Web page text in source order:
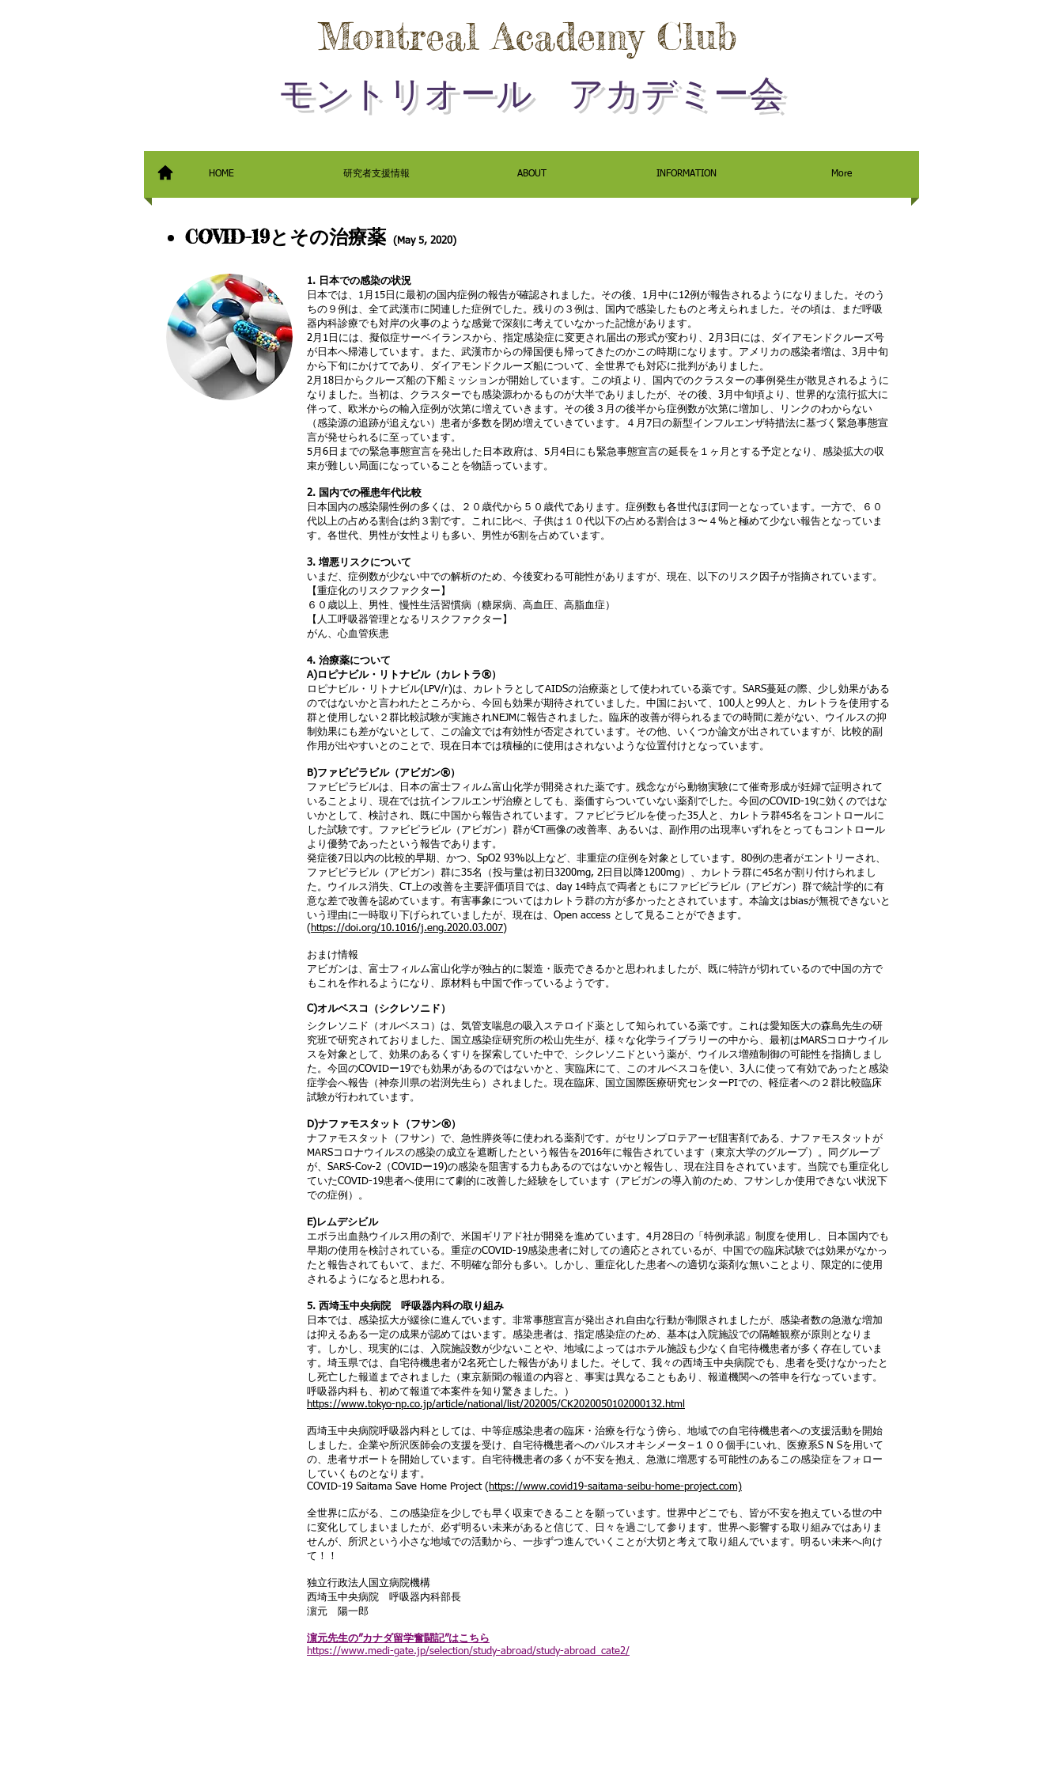
MontrealAcademy Club
モントリオール アカデミー会
HOME 研究者支援情報 ABOUT INFORMATION More
COVID-19とその治療薬 (May 5, 2020)
1. 日本での感染の状況
日本では、1月15日に最初の国内症例の報告が確認されました。その後、1月中に12例が報告されるようになりました。そのう
ちの９例は、全て武漢市に関連した症例でした。残りの３例は、国内で感染したものと考えられました。その頃は、まだ呼吸
器内科診療でも対岸の火事のような感覚で深刻に考えていなかった記憶があります。
2月1日には、擬似症サーベイランスから、指定感染症に変更され届出の形式が変わり、2月3日には、ダイアモンドクルーズ号
が日本へ帰港しています。また、武漢市からの帰国便も帰ってきたのかこの時期になります。アメリカの感染者増は、3月中旬
から下旬にかけてであり、ダイアモンドクルーズ船について、全世界でも対応に批判がありました。
2月18日からクルーズ船の下船ミッションが開始しています。この頃より、国内でのクラスターの事例発生が散見されるように
なりました。当初は、クラスターでも感染源わかるものが大半でありましたが、その後、3月中旬頃より、世界的な流行拡大に
伴って、欧米からの輸入症例が次第に増えていきます。その後３月の後半から症例数が次第に増加し、リンクのわからない
（感染源の追跡が追えない）患者が多数を閉め増えていきています。４月7日の新型インフルエンザ特措法に基づく緊急事態宣
言が発せられるに至っています。
5月6日までの緊急事態宣言を発出した日本政府は、5月4日にも緊急事態宣言の延長を１ヶ月とする予定となり、感染拡大の収
束が難しい局面になっていることを物語っています。
2. 国内での罹患年代比較
日本国内の感染陽性例の多くは、２０歳代から５０歳代であります。症例数も各世代ほぼ同一となっています。一方で、６０
代以上の占める割合は約３割です。これに比べ、子供は１０代以下の占める割合は３〜４%と極めて少ない報告となっていま
す。各世代、男性が女性よりも多い、男性が6割を占めています。
3. 増悪リスクについて
いまだ、症例数が少ない中での解析のため、今後変わる可能性がありますが、現在、以下のリスク因子が指摘されています。
【重症化のリスクファクター】
６０歳以上、男性​、慢性生活習慣病（糖尿病、高血圧、高脂血症）
【人工呼吸器管理となるリスクファクター】
がん、心血管疾患
4. 治療薬について
A)ロピナビル・リトナビル（カレトラ®️）
ロピナビル・リトナビル(LPV/r)は、カレトラとしてAIDSの治療薬として使われている薬です。SARS蔓延の際、少し効果がある
のではないかと言われたところから、今回も効果が期待されていました。中国において、100人と99人と、カレトラを使用する
群と使用しない２群比較試験が実施されNEJMに報告されました。臨床的改善が得られるまでの時間に差がない、ウイルスの抑
制効果にも差がないとして、この論文では有効性が否定されています。その他、いくつか論文が出されていますが、比較的副
作用が出やすいとのことで、現在日本では積極的に使用はされないような位置付けとなっています。
B)ファビピラビル（アビガン®️）
ファビピラビルは、日本の富士フィルム富山化学が開発された薬です。残念ながら動物実験にて催奇形成が妊婦で証明されて
いることより、現在では抗インフルエンザ治療としても、薬価すらついていない薬剤でした。今回のCOVID-19に効くのではな
いかとして、検討され、既に中国から報告されています。ファビピラビルを使った35人と、カレトラ群45名をコントロールに
した試験です。ファビピラビル（アビガン）群がCT画像の改善率、あるいは、副作用の出現率いずれをとってもコントロール
より優勢であったという報告であります。
発症後7日以内の比較的早期、かつ、SpO2 93%以上など、非重症の症例を対象としています。80例の患者がエントリーされ、
ファビピラビル（アビガン）群に35名（投与量は初日3200mg, 2日目以降1200mg）、カレトラ群に45名が割り付けられまし
た。ウイルス消失、CT上の改善を主要評価項目では、day 14時点で両者ともにファビピラビル（アビガン）群で統計学的に有
意な差で改善を認めています。有害事象についてはカレトラ群の方が多かったとされています。本論文はbiasが無視できないと
いう理由に一時取り下げられていましたが、現在は、Open access として見ることができます。
( https://doi.org/10.1016/j.eng.2020.03.007)
おまけ情報
アビガンは、富士フィルム富山化学が独占的に製造・販売できるかと思われましたが、既に特許が切れているので中国の方で
もこれを作れるようになり、原材料も中国で作っているようです。
C)オルベスコ（シクレソニド）
シクレソニド（オルベスコ）は、気管支喘息の吸入ステロイド薬として知られている薬です。これは愛知医大の森島先生の研
究班で研究されておりました、国立感染症研究所の松山先生が、様々な化学ライブラリーの中から、最初はMARSコロナウイル
スを対象として、効果のあるくすりを探索していた中で、シクレソニドという薬が、ウイルス増殖制御の可能性を指摘しまし
た。今回のCOVIDー19でも効果があるのではないかと、実臨床にて、このオルベスコを使い、3人に使って有効であったと感染
症学会へ報告（神奈川県の岩渕先生ら）されました。現在臨床、国立国際医療研究センターPIでの、軽症者への２群比較臨床
試験が行われています。
D)ナファモスタット（フサン®️）
ナファモスタット（フサン）で、急性膵炎等に使われる薬剤です。がセリンプロテアーゼ阻害剤である、ナファモスタットが
MARSコロナウイルスの感染の成立を遮断したという報告を2016年に報告されています（東京大学のグループ）。同グループ
が、SARS-Cov-2（COVIDー19)の感染を阻害する力もあるのではないかと報告し、現在注目をされています。当院でも重症化し
ていたCOVID-19患者へ使用にて劇的に改善した経験をしています（アビガンの導入前のため、フサンしか使用できない状況下
での症例）。
E)レムデシビル
エボラ出血熱ウイルス用の剤で、米国ギリアド社が開発を進めています。4月28日の「特例承認」制度を使用し、日本国内でも
早期の使用を検討されている。重症のCOVID-19感染患者に対しての適応とされているが、中国での臨床試験では効果がなかっ
たと報告されてもいて、まだ、不明確な部分も多い。しかし、重症化した患者への適切な薬剤な無いことより、限定的に使用
されるようになると思われる。
5. 西埼玉中央病院 呼吸器内科の取り組み
日本では、感染拡大が緩徐に進んでいます。非常事態宣言が発出され自由な行動が制限されましたが、感染者数の急激な増加
は抑えるある一定の成果が認めてはいます。感染患者は、指定感染症のため、基本は入院施設での隔離観察が原則となりま
す。しかし、現実的には、入院施設数が少ないことや、地域によってはホテル施設も少なく自宅待機患者が多く存在していま
す。埼玉県では、自宅待機患者が2名死亡した報告がありました。そして、我々の西埼玉中央病院でも、患者を受けなかったと
し死亡した報道までされました（東京新聞の報道の内容と、事実は異なることもあり、報道機関への答申を行なっています。
呼吸器内科も、初めて報道で本案件を知り驚きました。）
https://www.tokyo-np.co.jp/article/national/list/202005/CK2020050102000132.html
西埼玉中央病院呼吸器内科としては、中等症感染患者の臨床・治療を行なう傍ら、地域での自宅待機患者への支援活動を開始
しました。企業や所沢医師会の支援を受け、自宅待機患者へのパルスオキシメータ−１００個手にいれ、医療系S N Sを用いて
の、患者サポートを開始しています。自宅待機患者の多くが不安を抱え、急激に増悪する可能性のあるこの感染症をフォロー
していくものとなります。
COVID-19 Saitama Save Home Project ( https://www.covid19-saitama-seibu-home-project.com)
全世界に広がる、この感染症を少しでも早く収束できることを願っています。世界中どこでも、皆が不安を抱えている世の中
に変化してしまいましたが、必ず明るい未来があると信じて、日々を過ごして参ります。世界へ影響する取り組みではありま
せんが、所沢という小さな地域での活動から、一歩ずつ進んでいくことが大切と考えて取り組んでいます。明るい未来へ向け
て！！
独立行政法人国立病院機構
西埼玉中央病院 呼吸器内科部長
濵元 陽一郎
濵元先生の”カナダ留学奮闘記”はこちら
https://www.medi-gate.jp/selection/study-abroad/study-abroad_cate2/